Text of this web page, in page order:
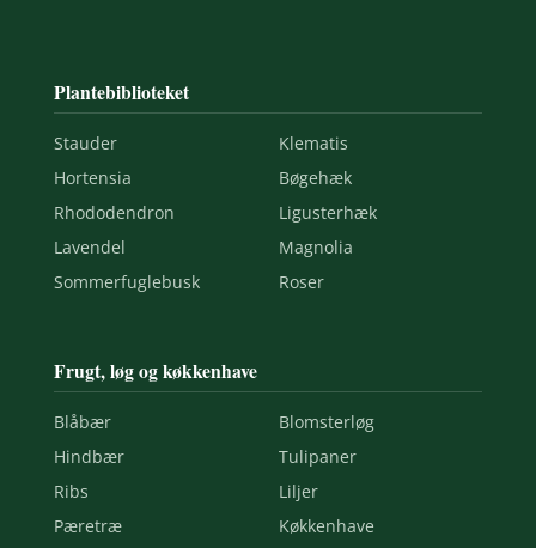
Plantebiblioteket
Stauder
Hortensia
Rhododendron
Lavendel
Sommerfuglebusk
Klematis
Bøgehæk
Ligusterhæk
Magnolia
Roser
Frugt, løg og køkkenhave
Blåbær
Hindbær
Ribs
Pæretræ
Blomsterløg
Tulipaner
Liljer
Køkkenhave